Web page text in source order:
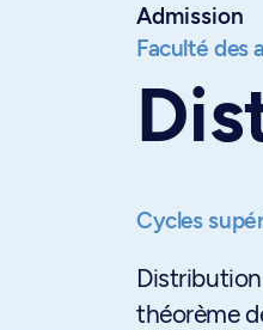
Admission
Faculté des
Cycles
théorème